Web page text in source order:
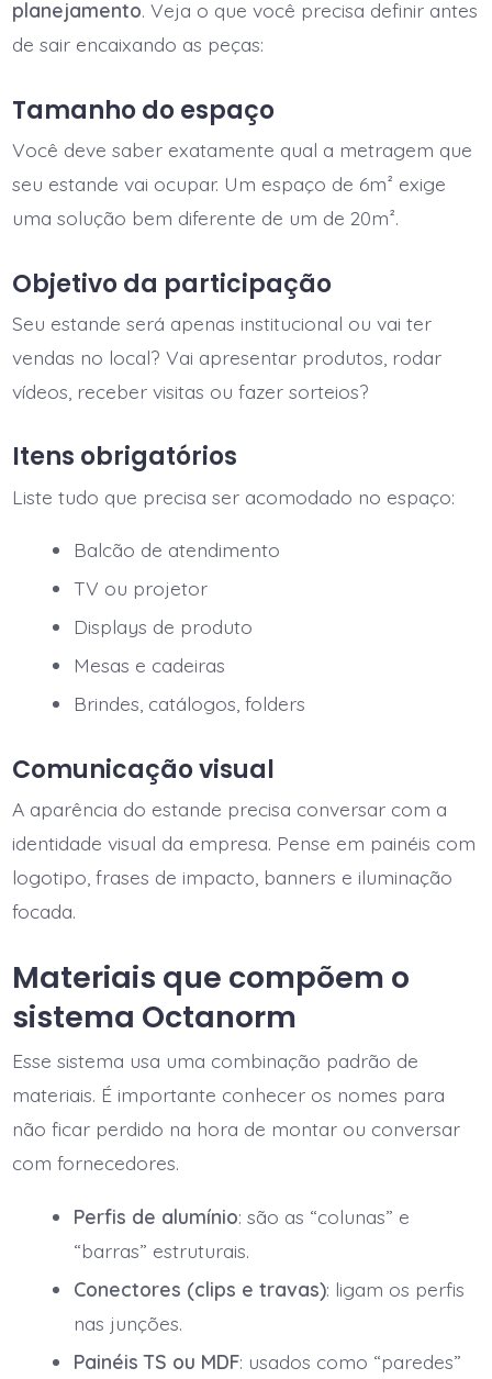
planejamento. Veja o que você precisa definir antes
de sair encaixando as peças:
Tamanho do espaço
Você deve saber exatamente qual a metragem que
seu estande vai ocupar. Um espaço de 6m² exige
uma solução bem diferente de um de 20m².
Objetivo da participação
Seu estande será apenas institucional ou vai ter
vendas no local? Vai apresentar produtos, rodar
vídeos, receber visitas ou fazer sorteios?
Itens obrigatórios
Liste tudo que precisa ser acomodado no espaço:
Balcão de atendimento
TV ou projetor
Displays de produto
Mesas e cadeiras
Brindes, catálogos, folders
Comunicação visual
A aparência do estande precisa conversar com a
identidade visual da empresa. Pense em painéis com
logotipo, frases de impacto, banners e iluminação
focada.
Materiais que compõem o
sistema Octanorm
Esse sistema usa uma combinação padrão de
materiais. É importante conhecer os nomes para
não ficar perdido na hora de montar ou conversar
com fornecedores.
Perfis de alumínio: são as “colunas” e
“barras” estruturais.
Conectores (clips e travas): ligam os perfis
nas junções.
Painéis TS ou MDF: usados como “paredes”